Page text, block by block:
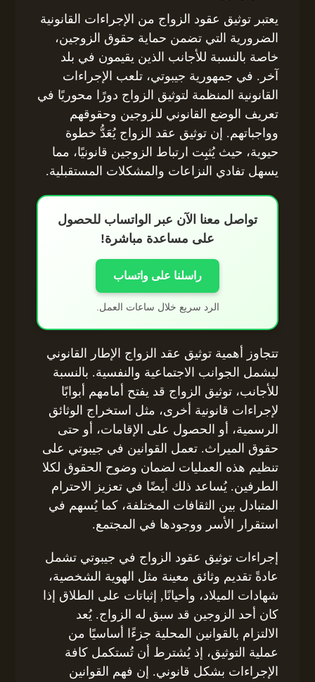
يعتبر توثيق عقود الزواج من الإجراءات القانونية
الضرورية التي تضمن حماية حقوق الزوجين،
خاصة بالنسبة للأجانب الذين يقيمون في بلد
آخر. في جمهورية جيبوتي، تلعب الإجراءات
القانونية المنظمة لتوثيق الزواج دورًا محوريًا في
تعريف الوضع القانوني للزوجين وحقوقهم
وواجباتهم. إن توثيق عقد الزواج يُعَدُّ خطوة
حيوية، حيث يُثبِت ارتباط الزوجين قانونيًا، مما
يسهل تفادي النزاعات والمشكلات المستقبلية.
تواصل معنا الآن عبر الواتساب للحصول
على مساعدة مباشرة!
راسلنا على واتساب
الرد سريع خلال ساعات العمل.
تتجاوز أهمية توثيق عقد الزواج الإطار القانوني
ليشمل الجوانب الاجتماعية والنفسية. بالنسبة
للأجانب، توثيق الزواج قد يفتح أمامهم أبوابًا
لإجراءات قانونية أخرى، مثل استخراج الوثائق
الرسمية، أو الحصول على الإقامات، أو حتى
حقوق الميراث. تعمل القوانين في جيبوتي على
تنظيم هذه العمليات لضمان وضوح الحقوق لكلا
الطرفين. يُساعد ذلك أيضًا في تعزيز الاحترام
المتبادل بين الثقافات المختلفة، كما يُسهم في
استقرار الأسر ووجودها في المجتمع.
إجراءات توثيق عقود الزواج في جيبوتي تشمل
عادةً تقديم وثائق معينة مثل الهوية الشخصية،
شهادات الميلاد، وأحيانًا, إثباتات على الطلاق إذا
كان أحد الزوجين قد سبق له الزواج. يُعد
الالتزام بالقوانين المحلية جزءًا أساسيًا من
عملية التوثيق، إذ يُشترط أن تُستكمل كافة
الإجراءات بشكل قانوني. إن فهم القوانين